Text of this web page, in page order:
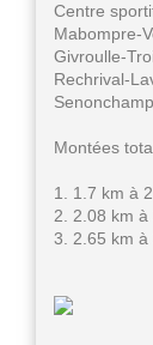
Centre
Mabompre-
Givroulle-
Rechrival-
Montées
1. 1.7 km à
2. 2.08 km
3. 2.65 km à